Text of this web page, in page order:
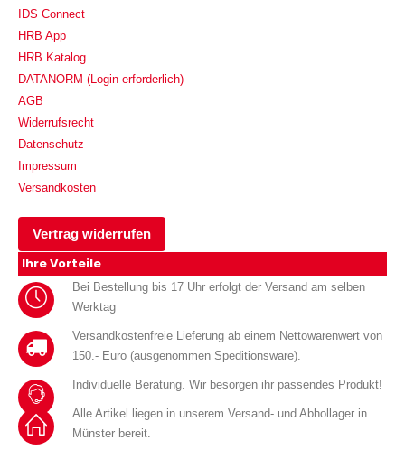
IDS Connect
HRB App
HRB Katalog
DATANORM (Login erforderlich)
AGB
Widerrufsrecht
Datenschutz
Impressum
Versandkosten
Vertrag widerrufen
Ihre Vorteile
Bei Bestellung bis 17 Uhr erfolgt der Versand am selben
Werktag
Versandkostenfreie Lieferung ab einem Nettowarenwert von
150.- Euro (ausgenommen Speditionsware).
Individuelle Beratung. Wir besorgen ihr passendes Produkt!
Alle Artikel liegen in unserem Versand- und Abhollager in
Münster bereit.